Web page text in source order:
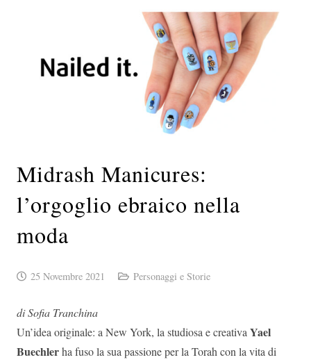
Midrash Manicures:
l’orgoglio ebraico nella
moda
25 Novembre 2021 Personaggi e Storie
di Sofia Tranchina
Un’idea originale: a New York, la studiosa e creativaYael
Buechlerha fuso la sua passione per la Torah con la vita di